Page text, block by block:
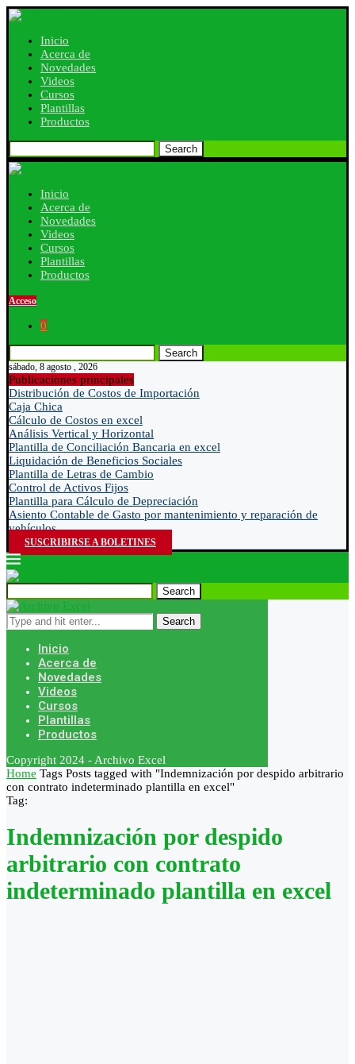
Inicio
Acerca de
Novedades
Videos
Cursos
Plantillas
Productos
Search
Inicio
Acerca de
Novedades
Videos
Cursos
Plantillas
Productos
Acceso
0
Search
sábado, 8 agosto , 2026
Publicaciones principales
Distribución de Costos de Importación
Caja Chica
Cálculo de Costos en excel
Análisis Vertical y Horizontal
Plantilla de Conciliación Bancaria en excel
Liquidación de Beneficios Sociales
Plantilla de Letras de Cambio
Control de Activos Fijos
Plantilla para Cálculo de Depreciación
Asiento Contable de Gasto por mantenimiento y reparación de
vehículos
SUSCRIBIRSE A BOLETINES
Search
Search
Inicio
Acerca de
Novedades
Videos
Cursos
Plantillas
Productos
Copyright 2024 - Archivo Excel
Home Tags Posts tagged with "Indemnización por despido arbitrario
con contrato indeterminado plantilla en excel"
Tag:
Indemnización por despido
arbitrario con contrato
indeterminado plantilla en excel